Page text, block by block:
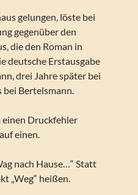
gelungen, löste bei
gegenüber den
die den Roman in
deutsche Erstausgabe
drei Jahre später bei
bei Bertelsmann.
einen Druckfehler
einen.
nach Hause…“ Statt
„Weg“ heißen.